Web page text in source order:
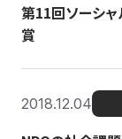
第11回ソーシ
賞
2018.12.04